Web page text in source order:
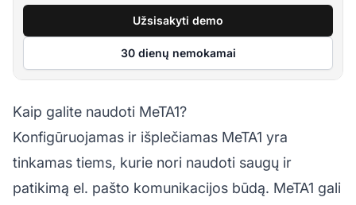
Užsisakyti demo
30 dienų nemokamai
Kaip galite naudoti MeTA1?
Konfigūruojamas ir išplečiamas MeTA1 yra
tinkamas tiems, kurie nori naudoti saugų ir
patikimą el. pašto komunikacijos būdą. MeTA1 gali